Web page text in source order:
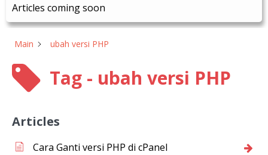
Articles coming soon
Main ubah versi PHP
Tag - ubah versi PHP
Articles
Cara Ganti versi PHP di cPanel